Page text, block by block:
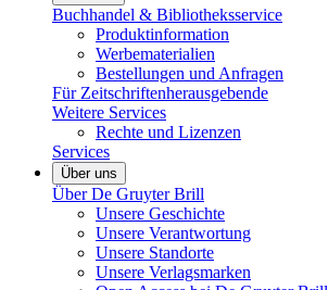
Buchhandel & Bibliotheksservice
Produktinformation
Werbematerialien
Bestellungen und Anfragen
Für Zeitschriftenherausgebende
Weitere Services
Rechte und Lizenzen
Services
Über uns
Über De Gruyter Brill
Unsere Geschichte
Unsere Verantwortung
Unsere Standorte
Unsere Verlagsmarken